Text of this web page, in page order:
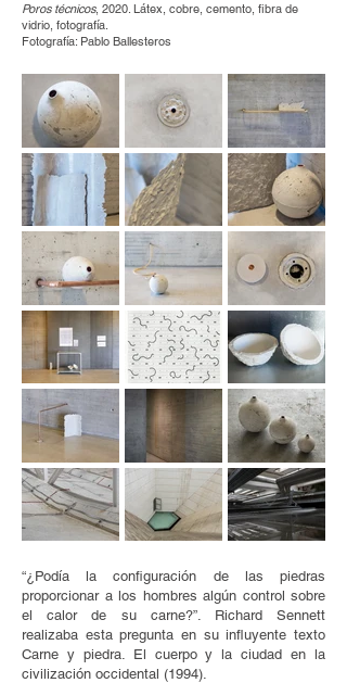
Poros técnicos, 2020. Látex, cobre, cemento, fibra de
vidrio, fotografía.
Fotografía: Pablo Ballesteros
“¿Podía la configuración de las piedras
proporcionar a los hombres algún control sobre
el calor de su carne?”. Richard Sennett
realizaba esta pregunta en su influyente texto
Carne y piedra. El cuerpo y la ciudad en la
civilización occidental (1994).